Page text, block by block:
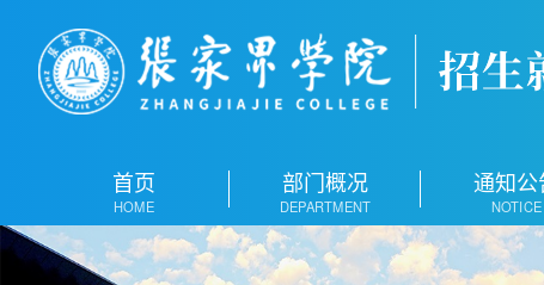
首页
HOME
部门概况
DEPARTMENT
通知公
NOTICE